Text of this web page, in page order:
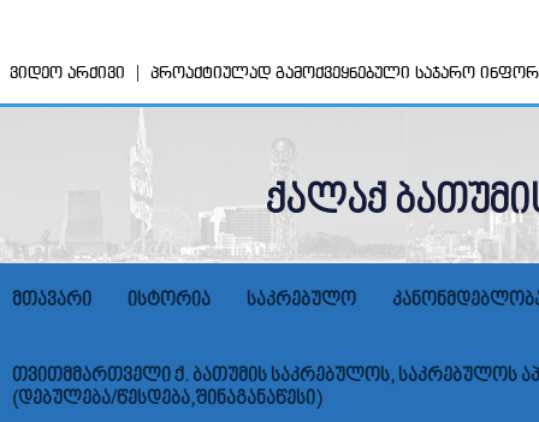
ვიდეო არქივი | პროაქტიულად გამოქვეყნებული საჯარო
ქალაქ
მთავარი ისტორია საკრებულო
თვითმმართველი ქ. ბათუმის საკრებულოს, საკრებულოს
(დებულება/წესდება,შინაგანაწესი)